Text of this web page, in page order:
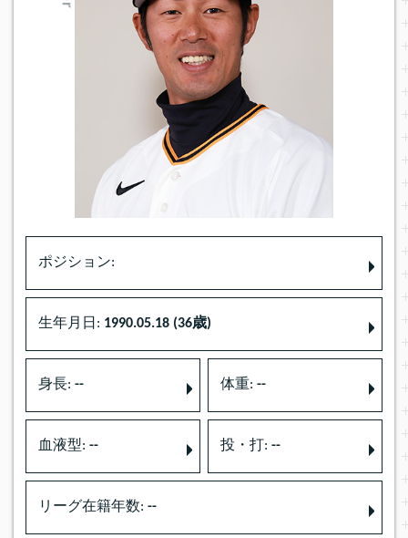
ポジション:
生年月日: 1990.05.18 (36歳)
身長: -- 体重: --
血液型: -- 投・打: --
リーグ在籍年数: --